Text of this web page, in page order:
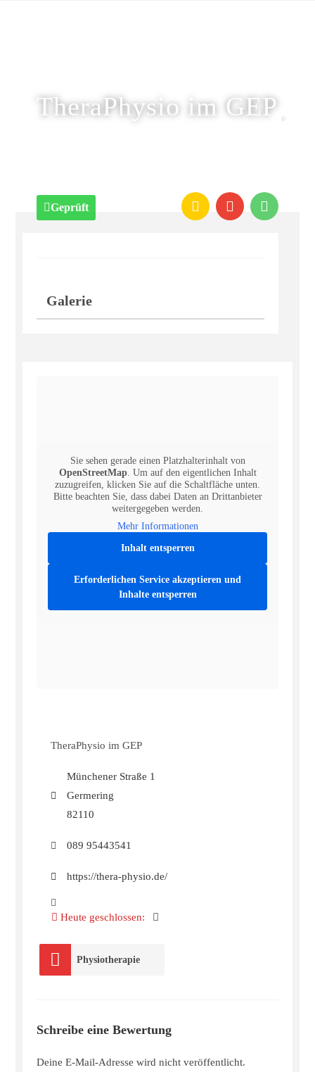
TheraPhysio im GEP
Geprüft
Galerie
Sie sehen gerade einen Platzhalterinhalt von
OpenStreetMap. Um auf den eigentlichen Inhalt
zuzugreifen, klicken Sie auf die Schaltfläche unten.
Bitte beachten Sie, dass dabei Daten an Drittanbieter
weitergegeben werden.
Mehr Informationen
Inhalt entsperren
Erforderlichen Service akzeptieren und
Inhalte entsperren
TheraPhysio im GEP
Münchener Straße 1
Germering
82110
089 95443541
https://thera-physio.de/
Heute geschlossen:
Physiotherapie
Schreibe eine Bewertung
Deine E-Mail-Adresse wird nicht veröffentlicht.